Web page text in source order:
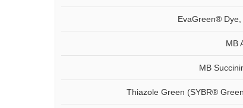
EvaGreen®
MB
MB
Thiazole Green (SYBR®